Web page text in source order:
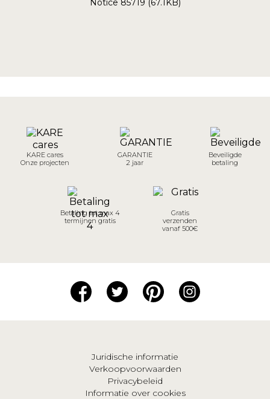
KARE cares
Onze projecten
GARANTIE
2 jaar
Beveiligde
betaling
Betaling tot max 4
termijnen gratis
Gratis
verzenden
vanaf 500€
Juridische informatie
Verkoopvoorwaarden
Privacybeleid
Informatie over cookies